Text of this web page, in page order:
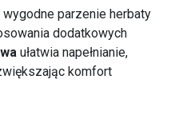
parzenie herbaty
dodatkowych
ułatwia napełnianie,
komfort